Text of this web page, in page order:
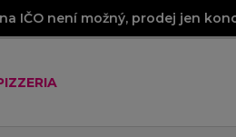
IČO není možný, prodej jen